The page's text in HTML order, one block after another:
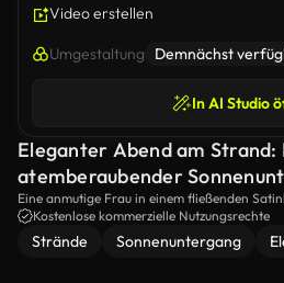
Video erstellen
Umgestaltung Demnächst
In AI Studio
Eleganter Abend am Strand:
atemberaubender
Eine anmutige Frau in einem fließenden
entlang des Strandes mit sanften Wellen an
Schönheit der Natur und Eleganz und
Atmosphäre.
Kostenlose kommerzielle Nutzungsrechte
Strände Sonnenuntergang